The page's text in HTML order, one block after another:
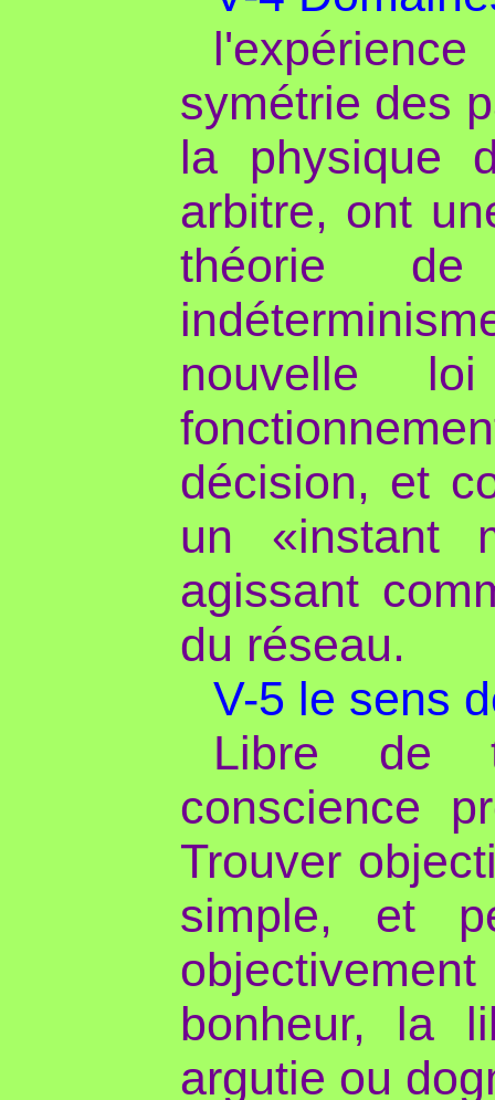
symétrie des
la physique
arbitre, ont
théorie de
nouvelle
décision, et
un «instant
agissant
du réseau.
V-5 le sens
Libre de
conscience
Trouver
simple, et
bonheur, la
argutie ou